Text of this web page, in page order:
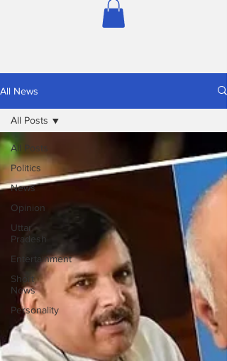
All News
All Posts
Politics
News
Opinion
Uttar
Pradesh
Entertainment
Short
News
Personality
All Posts